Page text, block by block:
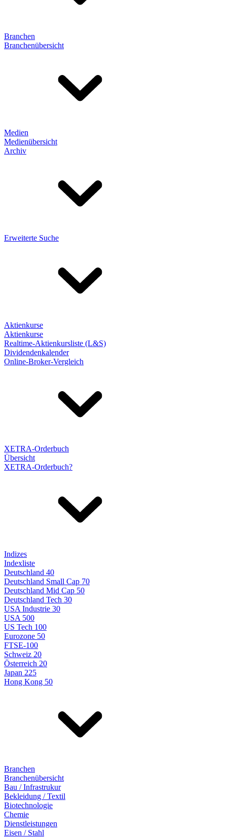
Branchen
Branchenübersicht
Medien
Medienübersicht
Archiv
Erweiterte Suche
Aktienkurse
Aktienkurse
Realtime-Aktienkursliste (L&S)
Dividendenkalender
Online-Broker-Vergleich
XETRA-Orderbuch
Übersicht
XETRA-Orderbuch?
Indizes
Indexliste
Deutschland 40
Deutschland Small Cap 70
Deutschland Mid Cap 50
Deutschland Tech 30
USA Industrie 30
USA 500
US Tech 100
Eurozone 50
FTSE-100
Schweiz 20
Österreich 20
Japan 225
Hong Kong 50
Branchen
Branchenübersicht
Bau / Infrastrukur
Bekleidung / Textil
Biotechnologie
Chemie
Dienstleistungen
Eisen / Stahl